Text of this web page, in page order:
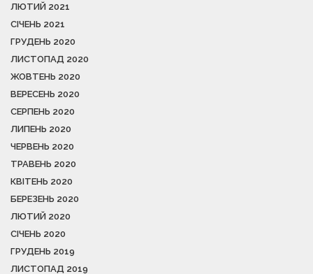
ЛЮТИЙ 2021
СІЧЕНЬ 2021
ГРУДЕНЬ 2020
ЛИСТОПАД 2020
ЖОВТЕНЬ 2020
ВЕРЕСЕНЬ 2020
СЕРПЕНЬ 2020
ЛИПЕНЬ 2020
ЧЕРВЕНЬ 2020
ТРАВЕНЬ 2020
КВІТЕНЬ 2020
БЕРЕЗЕНЬ 2020
ЛЮТИЙ 2020
СІЧЕНЬ 2020
ГРУДЕНЬ 2019
ЛИСТОПАД 2019